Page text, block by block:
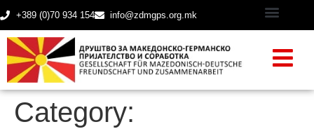
+389 (0)70 934 154 info@zdmgps.org.mk
Category: